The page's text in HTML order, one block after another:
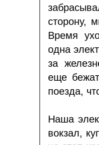
сторону,
Время
одна
за
еще
поезда,
Наша
вокзал,